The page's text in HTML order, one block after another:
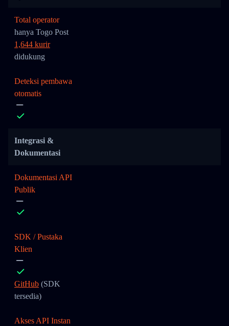
Total operator
hanya Togo Post
1,644 kurir
didukung
Deteksi pembawa
otomatis
Integrasi &
Dokumentasi
Dokumentasi API
Publik
SDK / Pustaka
Klien
GitHub (SDK
tersedia)
Akses API Instan